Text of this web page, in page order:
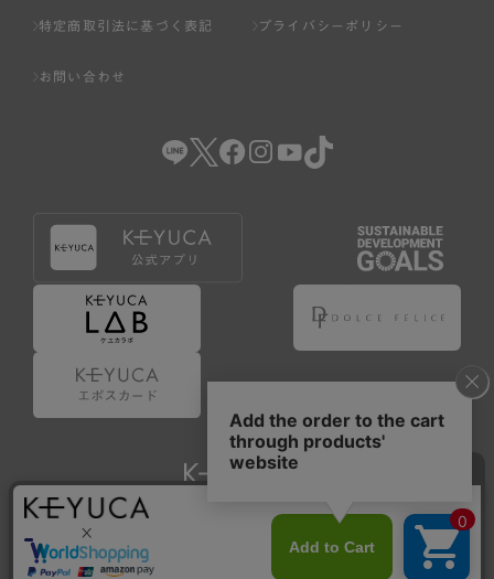
特定商取引法に基づく表記 プライバシーポリシー
お問い合わせ
Copyright © KAWAJUN Co., Ltd. All Rights Reserved.